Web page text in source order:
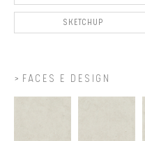
SKETCHUP
FACES E DESIGN